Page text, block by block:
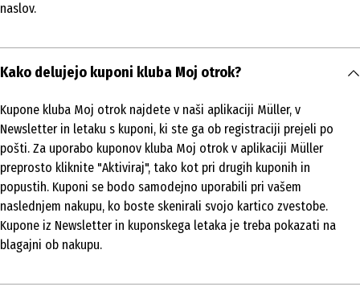
naslov.
Kako delujejo kuponi kluba Moj otrok?
Kupone kluba Moj otrok najdete v naši aplikaciji Müller, v
Newsletter in letaku s kuponi, ki ste ga ob registraciji prejeli po
pošti. Za uporabo kuponov kluba Moj otrok v aplikaciji Müller
preprosto kliknite "Aktiviraj", tako kot pri drugih kuponih in
popustih. Kuponi se bodo samodejno uporabili pri vašem
naslednjem nakupu, ko boste skenirali svojo kartico zvestobe.
Kupone iz Newsletter in kuponskega letaka je treba pokazati na
blagajni ob nakupu.